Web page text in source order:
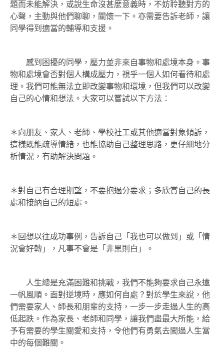
題而未能解決，或說生命沒甚麼意義時，不妨聆聽對方的
心聲，主動與他們聊聊，關懷一下。亦需要告訴老師，讓
同學得到適當的輔導和支援。
感到困擾的同學，壓力並非來自事物和處境本身。事
物和處境會否對個人構成壓力，視乎一個人如何看待和處
理。我們可能無法立即改變事物和環境，但我們可以改變
自己的心情和想法。大家可以嘗試以下方法：
＊向朋友、家人、老師、學校社工或其他適當對象傾訴，
這樣既能疏導情緒，也能協助自己整理思路，更仔細地分
析情況，有助解決問題。
＊對自己有合理期望，不要抱過分要求；多欣賞自己的長
處和接納自己的短處。
＊回想以往成功事例，告訴自己「我也可以做到」或「情
況會好轉」，凡事不會是「非黑則白」。
人生總是充滿困難和挑戰，我們不能夠要求自己永遠
一帆風順。面對逆境時，應如何自處？對於學生來說，他
們需要家人、師長和朋輩的支持，一步一步走過人生的高
低起跌。作為家長、老師和同學，讓我們盡最大所能，給
予有需要的學生關愛和支持，令他們有勇氣去闖過人生當
中的每個難關。